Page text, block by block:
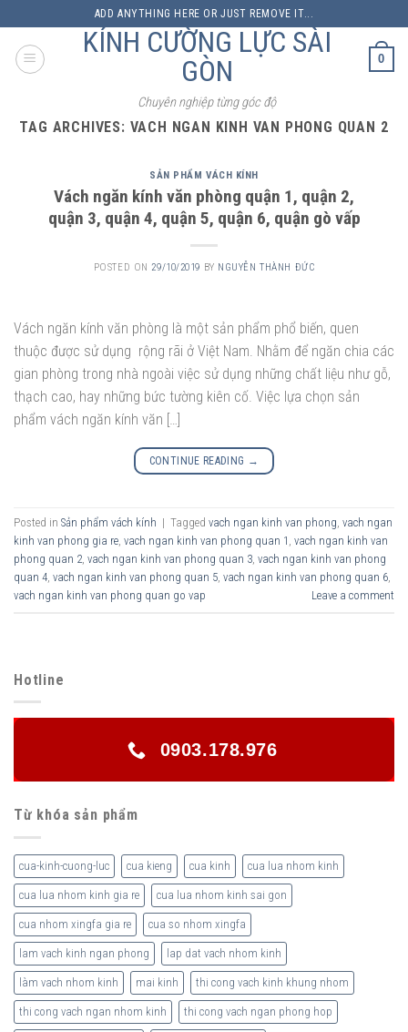
to
content
ADD ANYTHING HERE OR JUST REMOVE IT...
KÍNH CƯỜNG LỰC SÀI
GÒN
Chuyên nghiệp từng góc độ
0
TAG ARCHIVES: VACH NGAN KINH VAN PHONG QUAN 2
SẢN PHẨM VÁCH KÍNH
Vách ngăn kính văn phòng quận 1, quận 2,
quận 3, quận 4, quận 5, quận 6, quận gò vấp
POSTED ON 29/10/2019 BY NGUYỄN THÀNH ĐỨC
Vách ngăn kính văn phòng là một sản phẩm phổ biến, quen
thuộc được sử dụng rộng rãi ở Việt Nam. Nhằm để ngăn chia các
gian phòng trong nhà ngoài việc sử dụng những chất liệu như gỗ,
thạch cao, hay những bức tường kiên cố. Việc lựa chọn sản
phẩm vách ngăn kính văn […]
CONTINUE READING →
Posted in Sản phẩm vách kính | Tagged vach ngan kinh van phong vach ngan
kinh van phong gia re vach ngan kinh van phong quan 1 vach ngan kinh van
phong quan 2 vach ngan kinh van phong quan 3 vach ngan kinh van phong
quan 4 vach ngan kinh van phong quan 5 vach ngan kinh van phong quan 6
vach ngan kinh van phong quan go vap
Leave a comment
Hotline
0903.178.976
Từ khóa sản phẩm
cua-kinh-cuong-luc cua kieng cua kinh cua lua nhom kinh
cua lua nhom kinh gia re cua lua nhom kinh sai gon
cua nhom xingfa gia re cua so nhom xingfa
lam vach kinh ngan phong lap dat vach nhom kinh
làm vach nhom kinh mai kinh thi cong vach kinh khung nhom
thi cong vach ngan nhom kinh thi cong vach ngan phong hop